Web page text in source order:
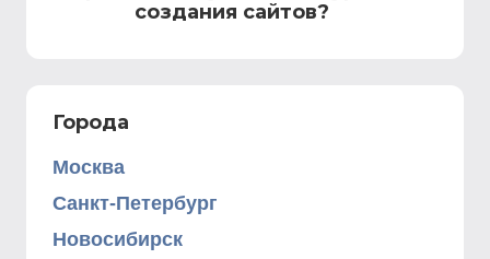
создания сайтов?
Города
Москва
Санкт-Петербург
Новосибирск